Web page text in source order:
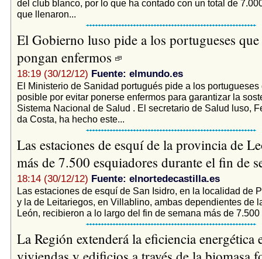
del club blanco, por lo que ha contado con un total de
que llenaron...
El Gobierno luso pide a los portugueses que
pongan enfermos
18:19 (30/12/12) Fuente: elmundo.es
El Ministerio de Sanidad portugués pide a los portugueses
posible por evitar ponerse enfermos para garantizar la
Sistema Nacional de Salud . El secretario de Salud luso,
da Costa, ha hecho este...
Las estaciones de esquí de la provincia de
más de 7.500 esquiadores durante el fin de
18:14 (30/12/12) Fuente: elnortedecastilla.es
Las estaciones de esquí de San Isidro, en la localidad de
y la de Leitariegos, en Villablino, ambas dependientes de
León, recibieron a lo largo del fin de semana más de
La Región extenderá la eficiencia energética